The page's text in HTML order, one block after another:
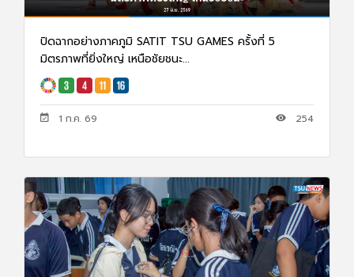
ปิดฉากอย่างภาคภูมิ SATIT TSU GAMES ครั้งที่ 5
มิตรภาพที่ยิ่งใหญ่ เหนือชัยชนะ...
1 ก.ค. 69 254